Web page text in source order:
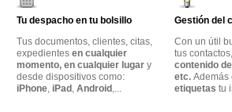
Tu despacho en tu bolsillo
Tus documentos, clientes, citas,
expedientes en cualquier
momento, en cualquier lugar y
desde dispositivos como:
iPhone, iPad , Android ,...
Gestión del
Con un útil
tus
contenido
etc. Además
etiquetas tu